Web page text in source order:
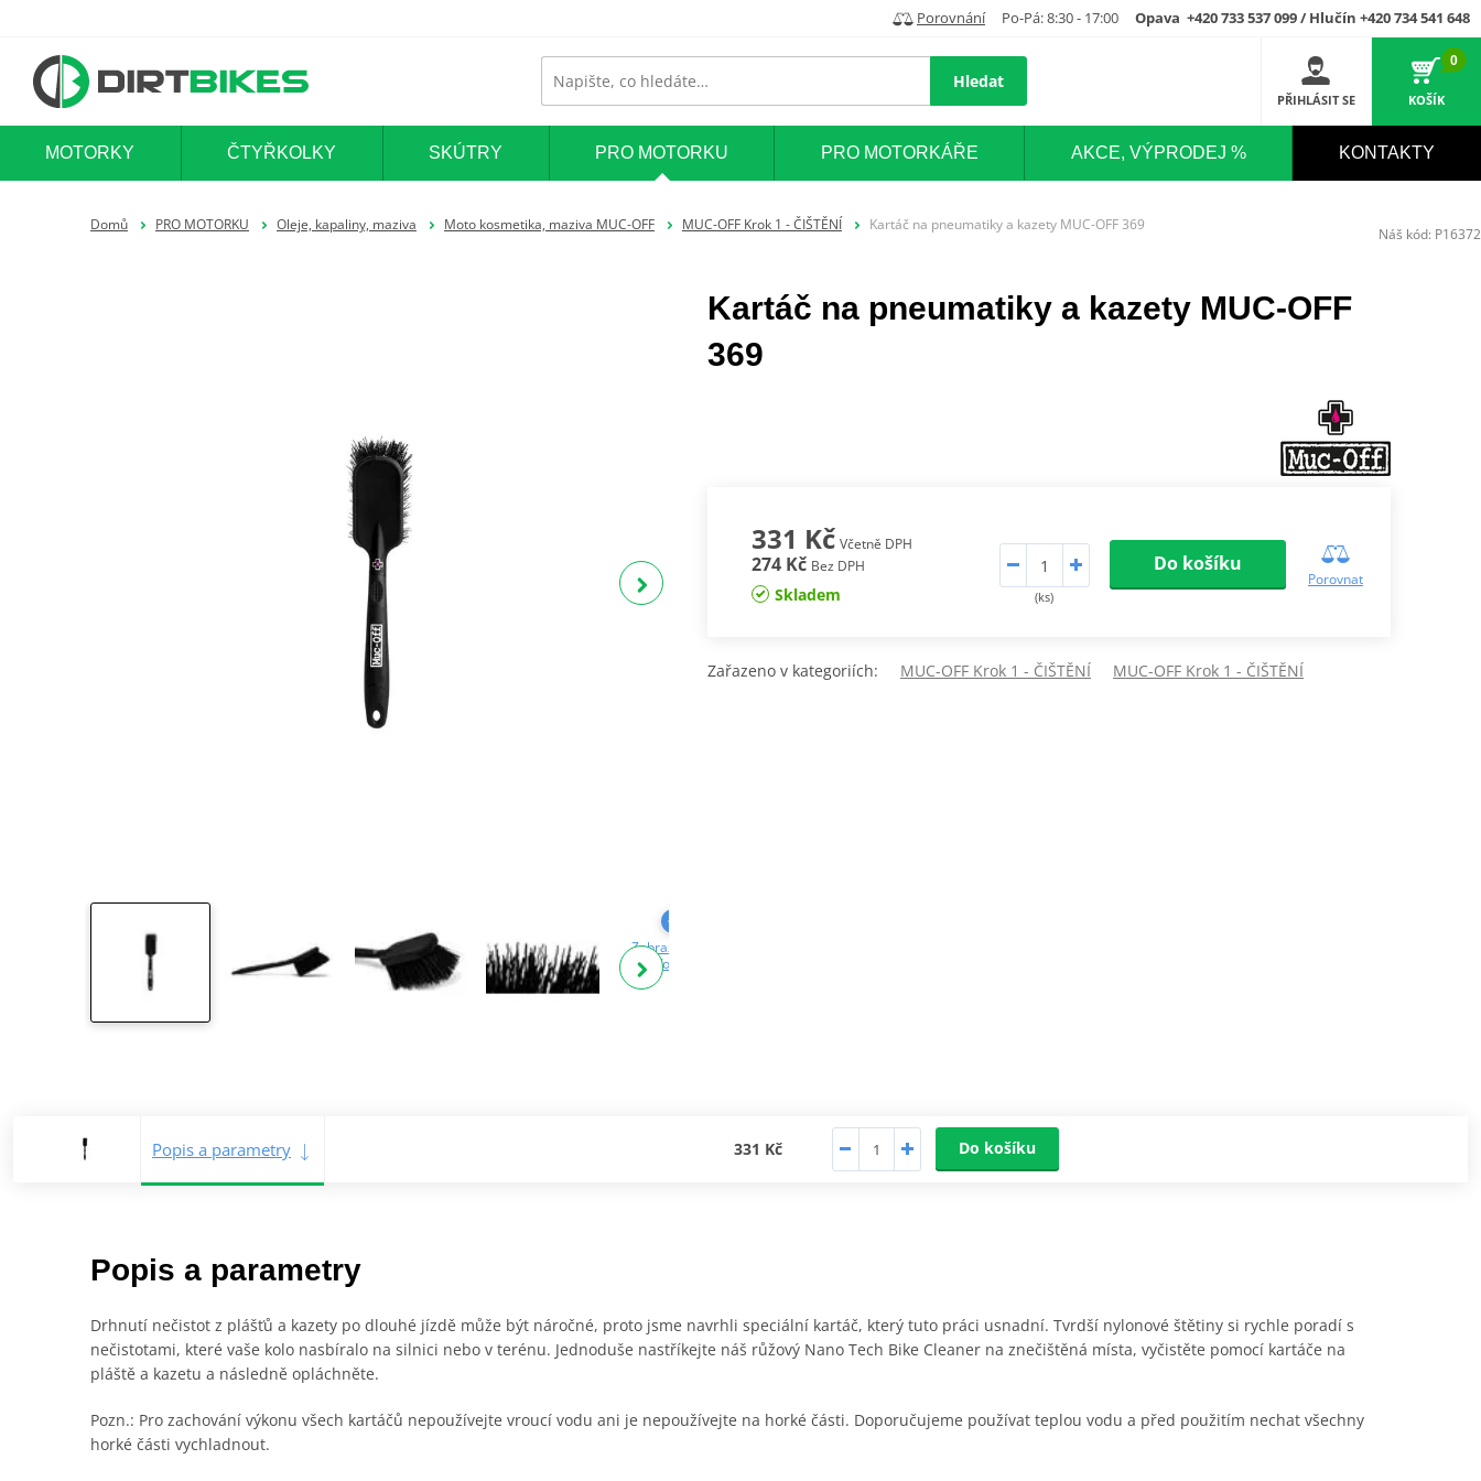
Porovnání Po-Pá: 8:30 - 17:00 Opava +420 733 537 099 / Hlučín +420 734 541 648
Hledat
PŘIHLÁSIT SE
0
KOŠÍK
MOTORKY ČTYŘKOLKY SKÚTRY PRO MOTORKU PRO MOTORKÁŘE AKCE, VÝPRODEJ % KONTAKTY
Domů PRO MOTORKU Oleje, kapaliny, maziva Moto kosmetika, maziva MUC-OFF MUC-OFF Krok 1 - ČIŠTĚNÍ Kartáč na pneumatiky a kazety MUC-OFF 369
Zobrazit další
fotky
Kartáč na pneumatiky a kazety MUC-OFF
369
331 Kč Včetně DPH
274 Kč Bez DPH
Skladem (ks)
Do košíku
Porovnat
Zařazeno v kategoriích: MUC-OFF Krok 1 - ČIŠTĚNÍ MUC-OFF Krok 1 - ČIŠTĚNÍ
Popis a parametry 331 Kč Do košíku
Popis a parametry
Drhnutí nečistot z plášťů a kazety po dlouhé jízdě může být náročné, proto jsme navrhli speciální kartáč, který tuto práci usnadní. Tvrdší nylonové štětiny si rychle poradí s
nečistotami, které vaše kolo nasbíralo na silnici nebo v terénu. Jednoduše nastříkejte náš růžový Nano Tech Bike Cleaner na znečištěná místa, vyčistěte pomocí kartáče na
pláště a kazetu a následně opláchněte.
Pozn.: Pro zachování výkonu všech kartáčů nepoužívejte vroucí vodu ani je nepoužívejte na horké části. Doporučujeme používat teplou vodu a před použitím nechat všechny
horké části vychladnout.
Náš kód: P16372